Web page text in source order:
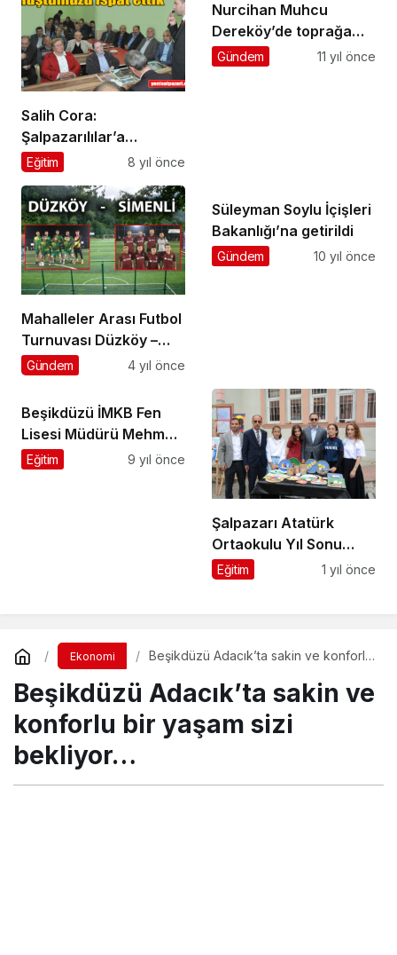
Salih Cora:
Şalpazarılılar’a
güveniyorum
Eğitim 8 yıl önce
Nurcihan Muhcu
Dereköy’de toprağa
verildi
Gündem 11 yıl önce
Mahalleler Arası Futbol
Turnuvası Düzköy –
Simenli final maçıyla
Gündem 4 yıl önce
Süleyman Soylu İçişleri
Bakanlığı’na getirildi
Gündem 10 yıl önce
Beşikdüzü İMKB Fen
Lisesi Müdürü Mehmet
Halcı’yı ziyaret ettik
Eğitim 9 yıl önce
Şalpazarı Atatürk
Ortaokulu Yıl Sonu
Kermesi düzenledi
Eğitim 1 yıl önce
Ekonomi
Beşikdüzü Adacık’ta sakin ve konforlu
Beşikdüzü Adacık’ta sakin ve
konforlu bir yaşam sizi
bekliyor…